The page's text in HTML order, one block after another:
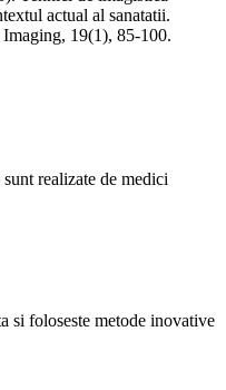
actual al sanatatii.
19(1), 85-100.
realizate de medici
si foloseste metode inovative